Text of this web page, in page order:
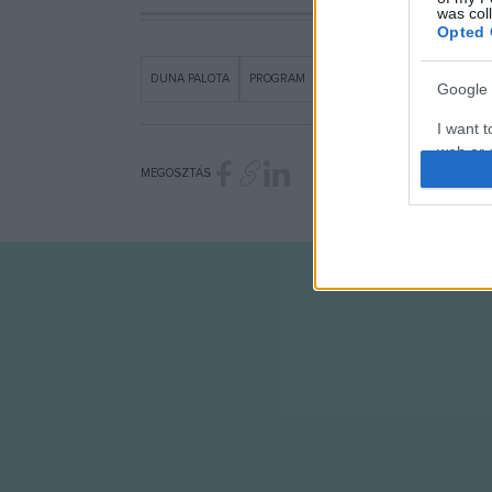
was
Opted
Google
I want
web or
I want
web
DUNA PALOTA PROGRAM
MEGOSZTÁS